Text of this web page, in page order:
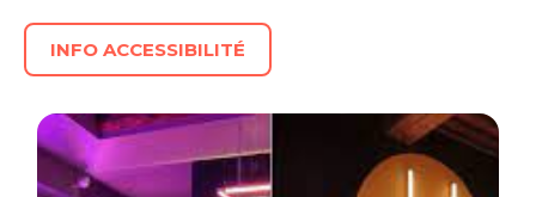
INFO ACCESSIBILITÉ